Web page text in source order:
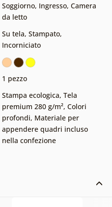
Soggiorno, Ingresso, Camera
da letto
Su tela, Stampato,
Incorniciato
1 pezzo
Stampa ecologica, Tela
premium 280 g/m², Colori
profondi, Materiale per
appendere quadri incluso
nella confezione